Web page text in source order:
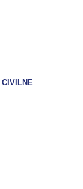
CIVILNE